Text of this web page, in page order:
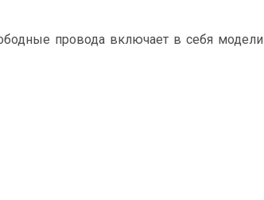
провода включает в себя модели